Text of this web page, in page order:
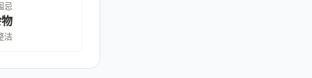
忌
洁